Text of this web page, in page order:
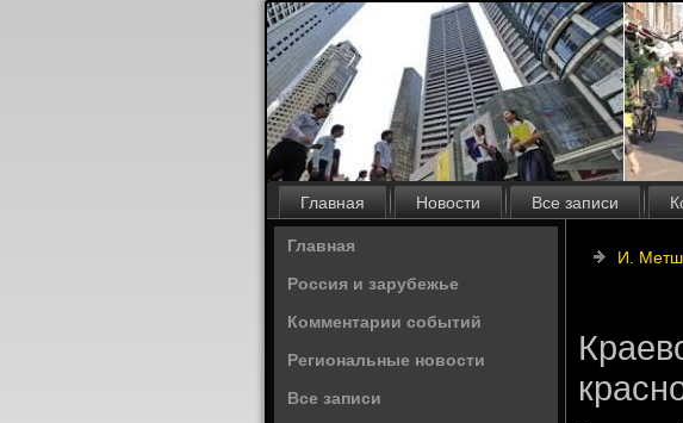
Главная Новости Все записи
Главная
Россия и зарубежье
Комментарии событий
Региональные новости
Все записи
И.